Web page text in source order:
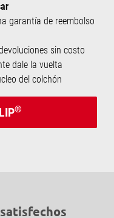
garantía de reembolso
sin costo
dale la vuelta
del colchón
®